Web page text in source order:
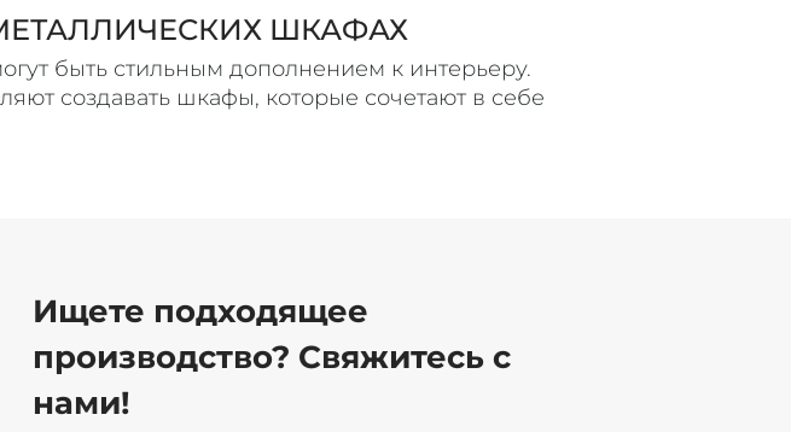
ШКАФАХ
быть стильным дополнением к интерьеру.
создавать шкафы, которые сочетают в себе
Ищете подходящее
производство? Свяжитесь с
нами!